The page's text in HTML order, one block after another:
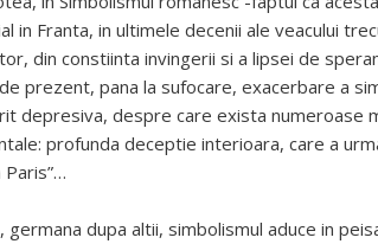
in Franta, in ultimele decenii ale veacului
din constiinta invingerii si a lipsei de
prezent, pana la sufocare, exacerbare a
depresiva, despre care exista numeroase
profunda deceptie interioara, care a
germana dupa altii, simbolismul aduce in